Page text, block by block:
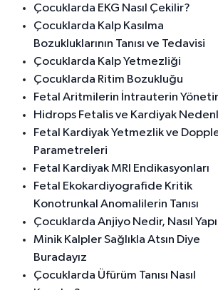
Çocuklarda EKG Nasıl Çekilir?
Çocuklarda Kalp Kasılma
Bozukluklarının Tanısı ve Tedavisi
Çocuklarda Kalp Yetmezliği
Çocuklarda Ritim Bozukluğu
Fetal Aritmilerin İntrauterin
Hidrops Fetalis ve Kardiyak
Fetal Kardiyak Yetmezlik ve
Parametreleri
Fetal Kardiyak MRI Endikasyonları
Fetal Ekokardiyografide Kritik
Konotrunkal Anomalilerin Tanısı
Çocuklarda Anjiyo Nedir, Nasıl
Minik Kalpler Sağlıkla Atsın Diye
Buradayız
Çocuklarda Üfürüm Tanısı Nasıl